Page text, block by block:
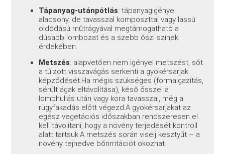
Tápanyag-utánpótlás: tápanyagigénye
alacsony, de tavasszal komposzttal vagy lassú
oldódású műtrágyával megtámogatható a
dúsabb lombozat és a szebb őszi színek
érdekében.
Metszés: alapvetően nem igényel metszést, sőt
a túlzott visszavágás serkenti a gyökérsarjak
képződését.Ha mégis szükséges (formaigazítás,
sérült ágak eltávolítása), késő ősszel a
lombhullás után vagy kora tavasszal, még a
rügyfakadás előtt végezd.A gyökérsarjakat az
egész vegetációs időszakban rendszeresen el
kell távolítani, hogy a növény terjedését kontroll
alatt tartsuk.A metszés során viselj kesztyűt – a
növény tejnedve bőrirritációt okozhat.